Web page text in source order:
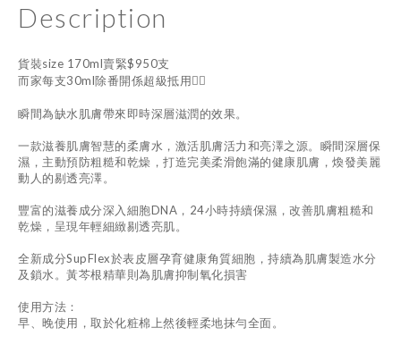
Description
貨裝size 170ml賣緊$950支
而家每支30ml除番開係超級抵用👍🏻
瞬間為缺水肌膚帶來即時深層滋潤的效果。
一款滋養肌膚智慧的柔膚水，激活肌膚活力和亮澤之源。瞬間深層保
濕，主動預防粗糙和乾燥，打造完美柔滑飽滿的健康肌膚，煥發美麗
動人的剔透亮澤。
豐富的滋養成分深入細胞DNA，24小時持續保濕，改善肌膚粗糙和
乾燥，呈現年輕細緻剔透亮肌。
全新成分SupFlex於表皮層孕育健康角質細胞，持續為肌膚製造水分
及鎖水。黃芩根精華則為肌膚抑制氧化損害
使用方法：
早、晚使用，取於化粧棉上然後輕柔地抹勻全面。